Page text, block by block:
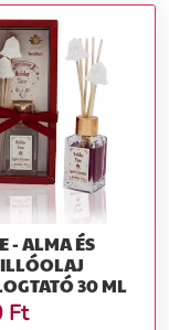
- ALMA ÉS
30 ML
Ft